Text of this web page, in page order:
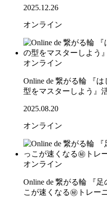
2025.12.26
オンライン
オンライン
Online de 繋がる輪 『
型をマスターしよう』
2025.08.20
オンライン
オンライン
Online de 繋がる輪 『
こが速くなる㊙トレー